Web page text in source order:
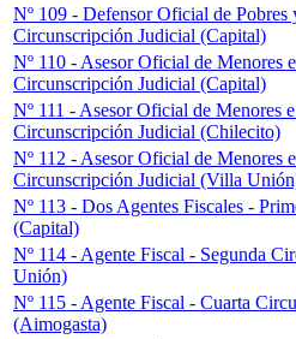
Nº 109 - Defensor Oficial de Pobres
Circunscripción Judicial (Capital)
Nº 110 - Asesor Oficial de Menores
Circunscripción Judicial (Capital)
Nº 111 - Asesor Oficial de Menores
Circunscripción Judicial (Chilecito)
Nº 112 - Asesor Oficial de Menores
Circunscripción Judicial (Villa
Nº 113 - Dos Agentes Fiscales -
(Capital)
Nº 114 - Agente Fiscal - Segunda
Unión)
Nº 115 - Agente Fiscal - Cuarta
(Aimogasta)